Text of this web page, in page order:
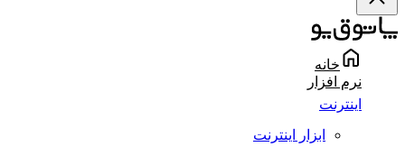
خانه
نرم افزار
اینترنت
ابزار اینترنت